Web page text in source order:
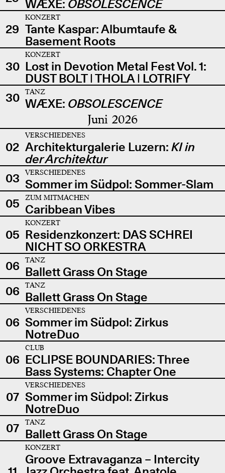
WÆXE: OBSOLESCENCE
29
KONZERT
Tante Kaspar: Albumtaufe &
Basement Roots
30
KONZERT
Lost in Devotion Metal Fest Vol. 1:
DUST BOLT | THOLA | LOTRIFY
30
TANZ
WÆXE: OBSOLESCENCE
Juni 2026
02
VERSCHIEDENES
Architekturgalerie Luzern: KI in
der Architektur
03
VERSCHIEDENES
Sommer im Südpol: Sommer-Slam
05
ZUM MITMACHEN
Caribbean Vibes
05
KONZERT
Residenzkonzert: DAS SCHREI
NICHT SO ORKESTRA
06
TANZ
Ballett Grass On Stage
06
TANZ
Ballett Grass On Stage
06
VERSCHIEDENES
Sommer im Südpol: Zirkus
NotreDuo
06
CLUB
ECLIPSE BOUNDARIES: Three
Bass Systems: Chapter One
07
VERSCHIEDENES
Sommer im Südpol: Zirkus
NotreDuo
07
TANZ
Ballett Grass On Stage
KONZERT
Groove Extravaganza – Intercity